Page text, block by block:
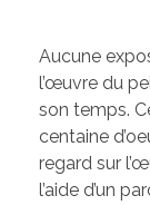
Aucune
l’œuvre du
son temps.
centaine
regard sur
l’aide d’un